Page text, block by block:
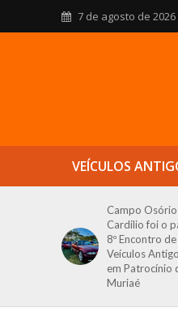
7 de agosto de 2026
VEÍCULOS
Campo Osório
Cardilio foi o
8º Encontro de
Veículos
em Patrocínio
Muriaé